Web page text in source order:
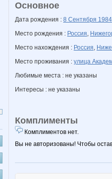
Основное
Дата рождения : 8 Сентября 1984
Место рождения : Россия,
Место нахождения : Россия,
Место проживания : улица
Любимые места : не указаны
Интересы : не указаны
Комплименты
Комплиментов нет.
Вы не авторизованы! Чтобы